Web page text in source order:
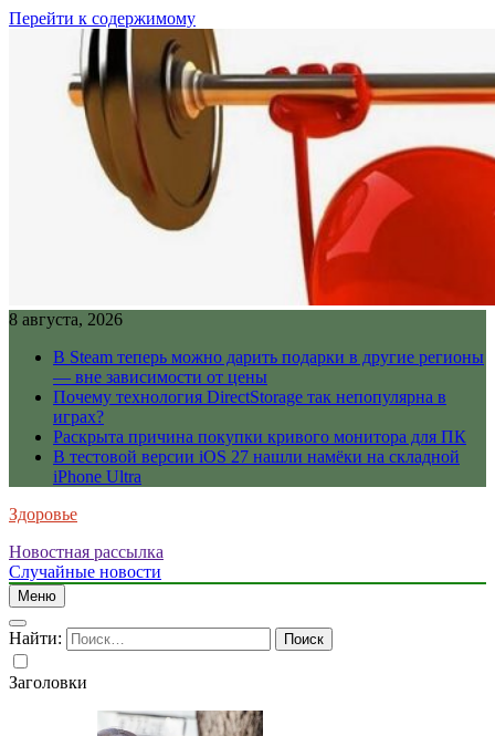
Перейти к содержимому
8 августа, 2026
В Steam теперь можно дарить подарки в другие регионы
— вне зависимости от цены
Почему технология DirectStorage так непопулярна в
играх?
Раскрыта причина покупки кривого монитора для ПК
В тестовой версии iOS 27 нашли намёки на складной
iPhone Ultra
Здоровье
Новостная рассылка
Случайные новости
Меню
Найти:
Заголовки